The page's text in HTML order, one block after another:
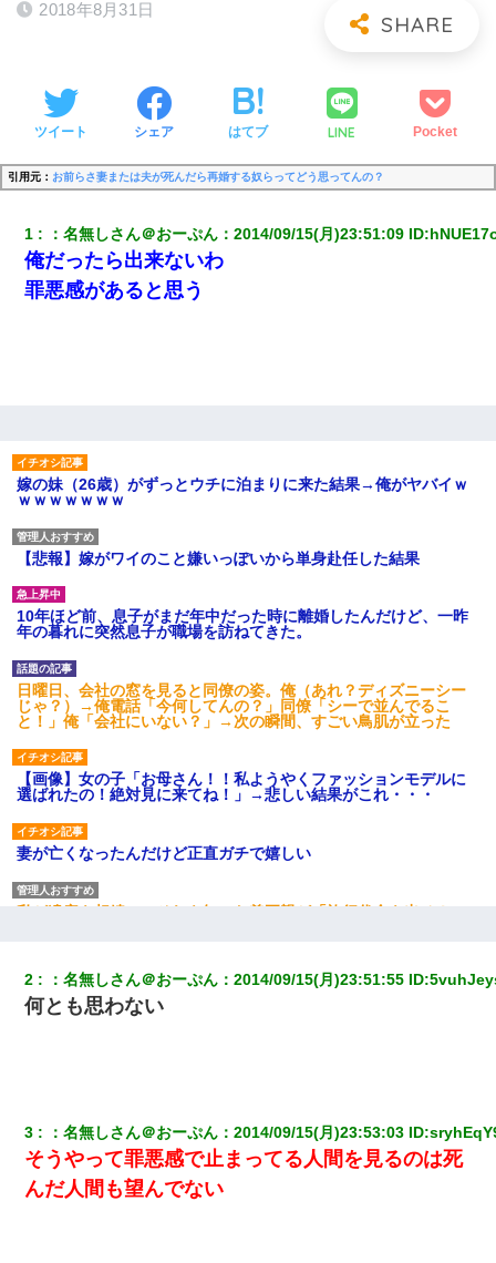
2018年8月31日
ツイート シェア はてブ LINE Pocket
引用元： お前らさ妻または夫が死んだら再婚する奴らってどう思ってんの？
1 ：名無しさん＠おーぷん ：2014/09/15(月)23:51:09 ID:
俺だったら出来ないわ
罪悪感があると思う
嫁の妹（26歳）がずっとウチに泊まりに来た結果→俺がヤバイｗ
ｗｗｗｗｗｗｗ
【悲報】嫁がワイのこと嫌いっぽいから単身赴任した結果
10年ほど前、息子がまだ年中だった時に離婚したんだけど、一昨
年の暮れに突然息子が職場を訪ねてきた。
日曜日、会社の窓を見ると同僚の姿。俺（あれ？ディズニーシー
じゃ？）→俺電話「今何してんの？」同僚「シーで並んでるこ
と！」俺「会社にいない？」→次の瞬間、すごい鳥肌が立った
【画像】女の子「お母さん！！私ようやくファッションモデルに
選ばれたの！絶対見に来てね！」→悲しい結果がこれ・・・
妻が亡くなったんだけど正直ガチで嬉しい
私が遺産を相続。→それを知った義両親が「旅行代金を出せ！」
旦那の元カノをSNSで探して写真を保存して顔面評価スレで写真
を晒してた。ほとんどがブスという評価の中で二人ほど意外に好
と・・・
【報告者がキチ】嫁「妊娠した」俺『それじゃあ皆に祝ってもら
おう』友人達を家に連れ帰ってホームパーティー→俺『皆に祝え
2 ：名無しさん＠おーぷん ：2014/09/15(月)23:51:55 ID:
何とも思わない
3 ：名無しさん＠おーぷん ：2014/09/15(月)23:53:03 ID:
そうやって罪悪感で止まってる人間を見るのは死
んだ人間も望んでない